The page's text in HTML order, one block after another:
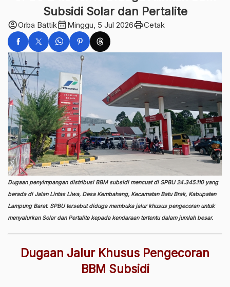
Subsidi Solar dan Pertalite
account_circleOrba Battikcalendar_month Minggu, 5 Jul 2026printCetak
Dugaan penyimpangan distribusi BBM subsidi mencuat di SPBU 24.345.110 yang
berada di Jalan Lintas Liwa, Desa Kembahang, Kecamatan Batu Brak, Kabupaten
Lampung Barat. SPBU tersebut diduga membuka jalur khusus pengecoran untuk
menyalurkan Solar dan Pertalite kepada kendaraan tertentu dalam jumlah besar.
Dugaan Jalur Khusus Pengecoran
BBM Subsidi